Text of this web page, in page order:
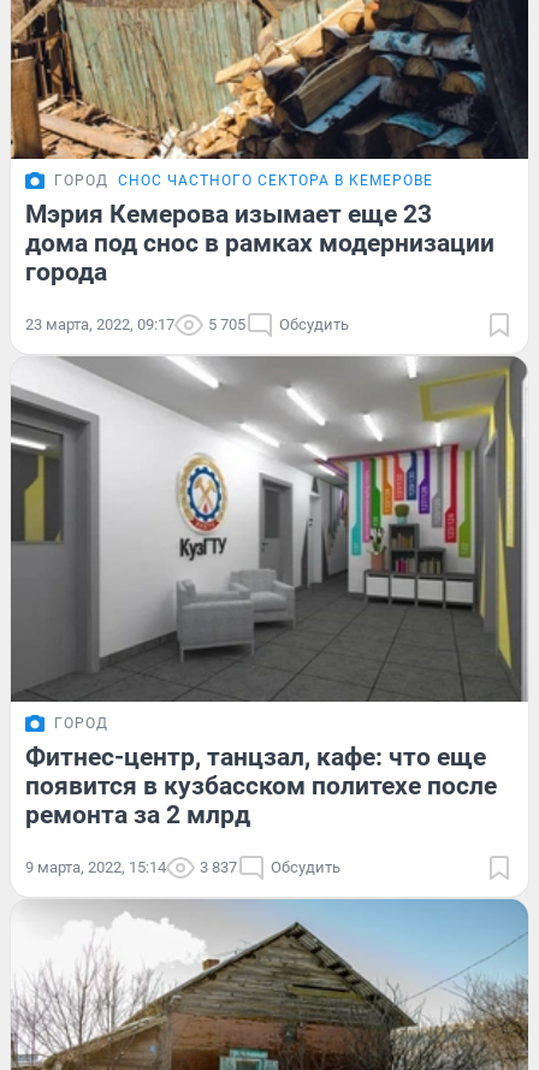
ГОРОД СНОС ЧАСТНОГО СЕКТОРА В КЕМЕРОВЕ
Мэрия Кемерова изымает еще 23
дома под снос в рамках модернизации
города
23 марта, 2022, 09:17 5 705 Обсудить
ГОРОД
Фитнес-центр, танцзал, кафе: что еще
появится в кузбасском политехе после
ремонта за 2 млрд
9 марта, 2022, 15:14 3 837 Обсудить